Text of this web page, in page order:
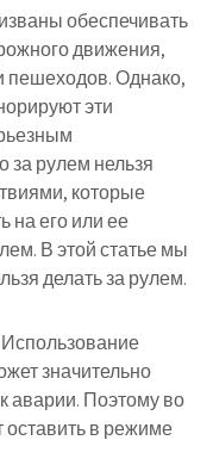
обеспечивать
движения,
пешеходов. Однако,
эти
за рулем нельзя
которые
на его или ее
В этой статье мы
делать за рулем.
значительно
аварии. Поэтому во
в режиме